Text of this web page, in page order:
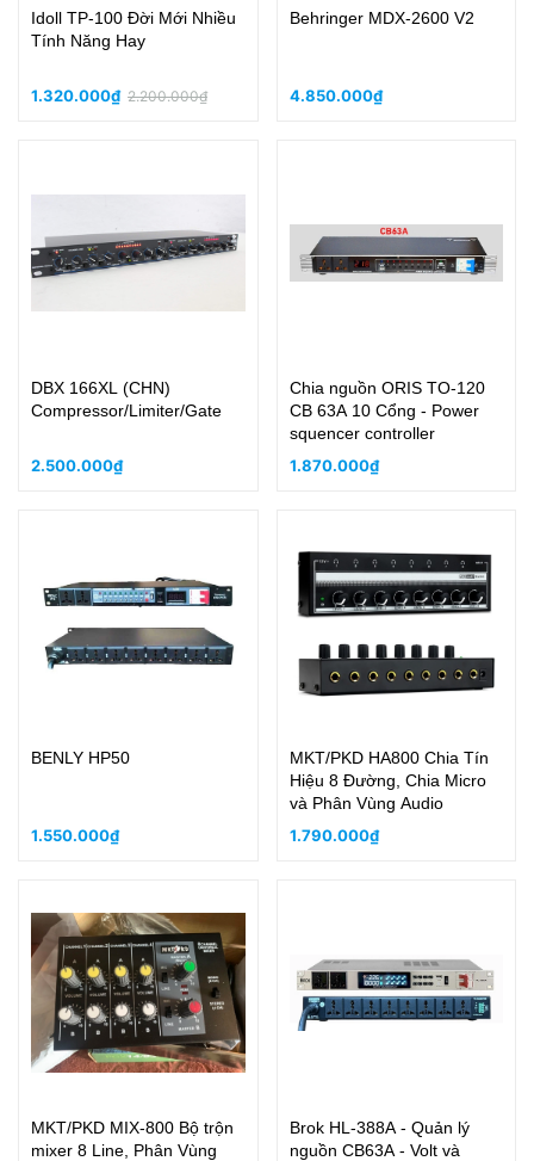
Idoll TP-100 Đời Mới Nhiều
Tính Năng Hay
1.320.000₫ 2.200.000₫
Behringer MDX-2600 V2
4.850.000₫
DBX 166XL (CHN)
Compressor/Limiter/Gate
2.500.000₫
Chia nguồn ORIS TO-120
CB 63A 10 Cổng - Power
squencer controller
1.870.000₫
BENLY HP50
1.550.000₫
MKT/PKD HA800 Chia Tín
Hiệu 8 Đường, Chia Micro
và Phân Vùng Audio
1.790.000₫
MKT/PKD MIX-800 Bộ trộn
mixer 8 Line, Phân Vùng
Brok HL-388A - Quản lý
nguồn CB63A - Volt và